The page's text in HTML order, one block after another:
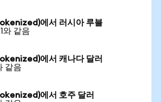
에서 러시아 루블
와 같음
에서 캐나다 달러
같음
에서 호주 달러